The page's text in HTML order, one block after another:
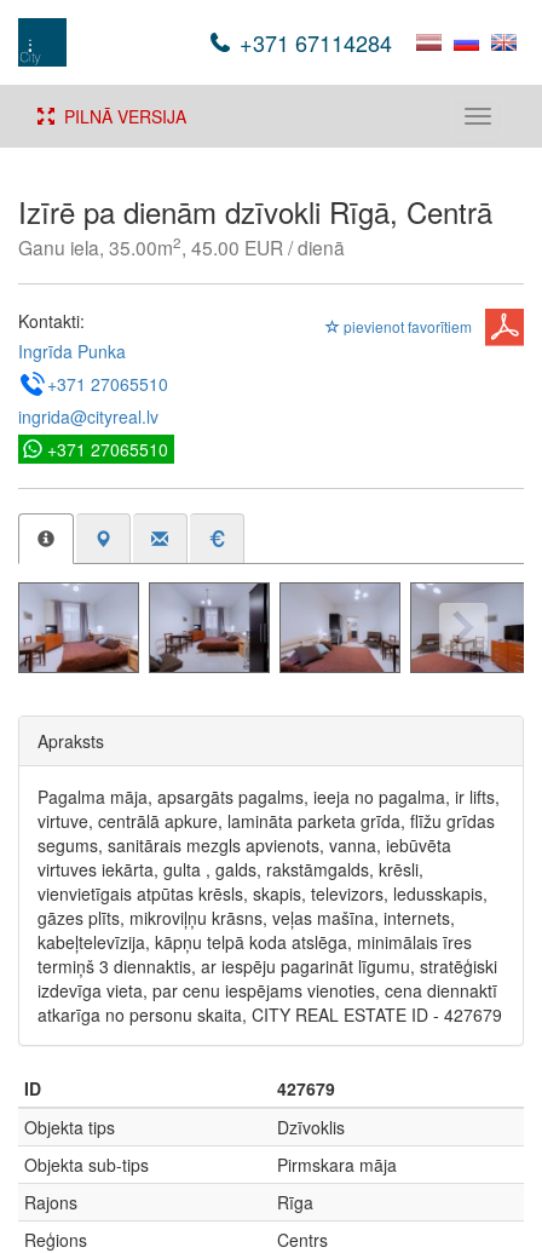
+371 67114284
Toggle
PILNĀ VERSIJA
Izīrē pa dienām dzīvokli Rīgā, Centrā
Ganu iela, 35.00m2, 45.00 EUR / dienā
pievienot favorītiem
Kontakti:
Ingrīda Punka
+371 27065510
ingrida@cityreal.lv
+371 27065510
Apraksts
Pagalma māja, apsargāts pagalms, ieeja no pagalma, ir lifts,
virtuve, centrālā apkure, lamināta parketa grīda, flīžu grīdas
segums, sanitārais mezgls apvienots, vanna, iebūvēta
virtuves iekārta, gulta , galds, rakstāmgalds, krēsli,
vienvietīgais atpūtas krēsls, skapis, televizors, ledusskapis,
gāzes plīts, mikroviļņu krāsns, veļas mašīna, internets,
kabeļtelevīzija, kāpņu telpā koda atslēga, minimālais īres
termiņš 3 diennaktis, ar iespēju pagarināt līgumu, stratēģiski
izdevīga vieta, par cenu iespējams vienoties, cena diennaktī
atkarīga no personu skaita, CITY REAL ESTATE ID - 427679
ID
427679
Objekta tips
Dzīvoklis
Objekta sub-tips
Pirmskara māja
Rajons
Rīga
Reģions
Centrs